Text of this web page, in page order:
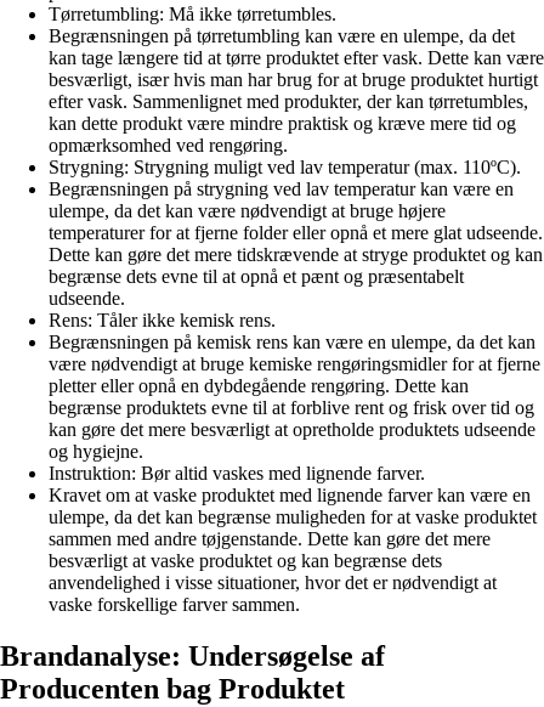
Tørretumbling: Må ikke tørretumbles.
Begrænsningen på tørretumbling kan være en ulempe, da det
kan tage længere tid at tørre produktet efter vask. Dette kan være
besværligt, især hvis man har brug for at bruge produktet hurtigt
efter vask. Sammenlignet med produkter, der kan tørretumbles,
kan dette produkt være mindre praktisk og kræve mere tid og
opmærksomhed ved rengøring.
Strygning: Strygning muligt ved lav temperatur (max. 110ºC).
Begrænsningen på strygning ved lav temperatur kan være en
ulempe, da det kan være nødvendigt at bruge højere
temperaturer for at fjerne folder eller opnå et mere glat udseende.
Dette kan gøre det mere tidskrævende at stryge produktet og kan
begrænse dets evne til at opnå et pænt og præsentabelt
udseende.
Rens: Tåler ikke kemisk rens.
Begrænsningen på kemisk rens kan være en ulempe, da det kan
være nødvendigt at bruge kemiske rengøringsmidler for at fjerne
pletter eller opnå en dybdegående rengøring. Dette kan
begrænse produktets evne til at forblive rent og frisk over tid og
kan gøre det mere besværligt at opretholde produktets udseende
og hygiejne.
Instruktion: Bør altid vaskes med lignende farver.
Kravet om at vaske produktet med lignende farver kan være en
ulempe, da det kan begrænse muligheden for at vaske produktet
sammen med andre tøjgenstande. Dette kan gøre det mere
besværligt at vaske produktet og kan begrænse dets
anvendelighed i visse situationer, hvor det er nødvendigt at
vaske forskellige farver sammen.
Brandanalyse: Undersøgelse af
Producenten bag Produktet